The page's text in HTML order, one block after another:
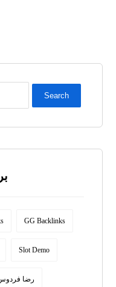
Search
GG Backlinks
Slot Demo
رضا